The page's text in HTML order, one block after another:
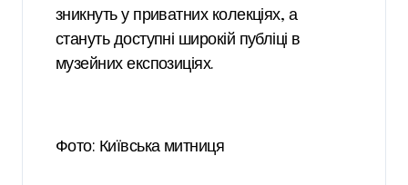
зникнуть у приватних колекціях, а
стануть доступні широкій публіці в
музейних експозиціях.
Фото: Київська митниця